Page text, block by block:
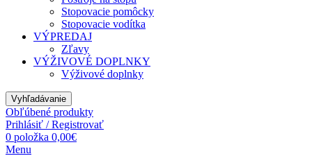
Stopovacie pomôcky
Stopovacie vodítka
VÝPREDAJ
Zľavy
VÝŽIVOVÉ DOPLNKY
Výživové doplnky
Vyhľadávanie
Obľúbené produkty
Prihlásiť / Registrovať
0 položka 0,00€
Menu